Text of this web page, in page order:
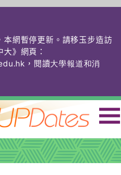
本網暫停更新。請移玉步造訪
》網頁：
，閱讀大學報道和消
|
友名 學術探奇